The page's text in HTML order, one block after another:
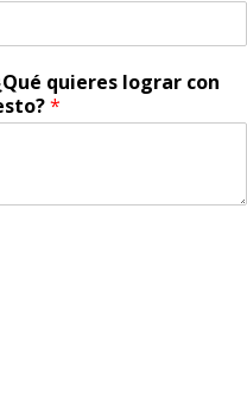
quieres lograr con
*